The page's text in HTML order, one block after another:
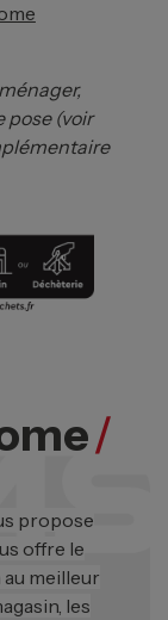
pose (voir
/
propose
offre le
meilleur
les